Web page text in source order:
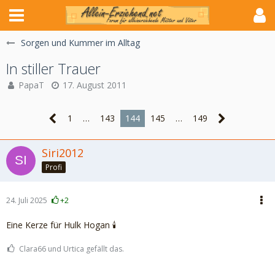
Sorgen und Kummer im Alltag
In stiller Trauer
PapaT 17. August 2011
1 … 143 144 145 … 149
Siri2012
Profi
24. Juli 2025 +2
Eine Kerze für Hulk Hogan 🕯️
Clara66 und Urtica gefällt das.